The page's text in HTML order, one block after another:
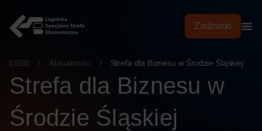
treści
Zadzwoń
LSSE Aktualności Strefa dla Biznesu w Środzie Śląskiej
Strefa dla Biznesu w
Środzie Śląskiej